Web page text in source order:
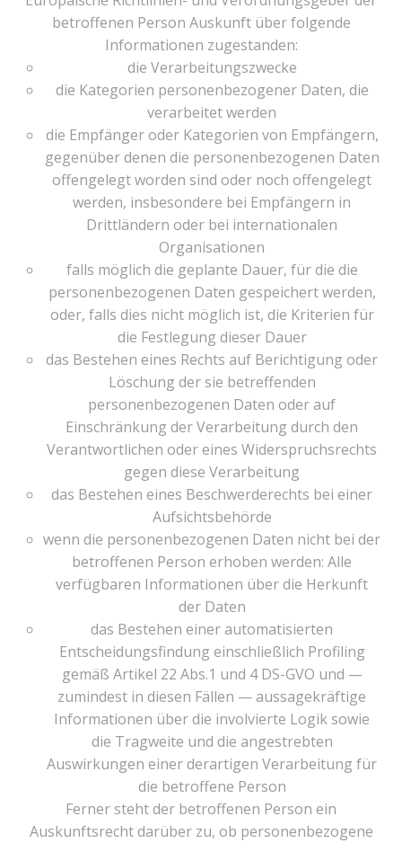
betroffenen Person Auskunft über folgende
Informationen zugestanden:
die Verarbeitungszwecke
die Kategorien personenbezogener Daten, die
verarbeitet werden
die Empfänger oder Kategorien von Empfängern,
gegenüber denen die personenbezogenen Daten
offengelegt worden sind oder noch offengelegt
werden, insbesondere bei Empfängern in
Drittländern oder bei internationalen
Organisationen
falls möglich die geplante Dauer, für die die
personenbezogenen Daten gespeichert werden,
oder, falls dies nicht möglich ist, die Kriterien für
die Festlegung dieser Dauer
das Bestehen eines Rechts auf Berichtigung oder
Löschung der sie betreffenden
personenbezogenen Daten oder auf
Einschränkung der Verarbeitung durch den
Verantwortlichen oder eines Widerspruchsrechts
gegen diese Verarbeitung
das Bestehen eines Beschwerderechts bei einer
Aufsichtsbehörde
wenn die personenbezogenen Daten nicht bei der
betroffenen Person erhoben werden: Alle
verfügbaren Informationen über die Herkunft
der Daten
das Bestehen einer automatisierten
Entscheidungsfindung einschließlich Profiling
gemäß Artikel 22 Abs.1 und 4 DS-GVO und —
zumindest in diesen Fällen — aussagekräftige
Informationen über die involvierte Logik sowie
die Tragweite und die angestrebten
Auswirkungen einer derartigen Verarbeitung für
die betroffene Person
Ferner steht der betroffenen Person ein
Auskunftsrecht darüber zu, ob personenbezogene